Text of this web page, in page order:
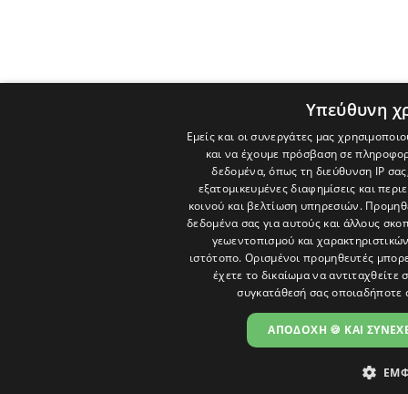
Υπεύθυνη
Εμείς και οι συνεργάτες μας
και να έχουμε πρόσβαση σε
δεδομένα, όπως τη διεύθυνση IP
εξατομικευμένες διαφημίσεις και
κοινού και βελτίωση υπηρεσιών.
δεδομένα σας για αυτούς και άλλους
γεωεντοπισμού και
ιστότοπο. Ορισμένοι προμηθευτές
έχετε το δικαίωμα να αντιταχθείτε
συγκατάθεσή σας οποιαδήποτε
ΑΠΟΔΟΧΗ 🍪 ΚΑΙ